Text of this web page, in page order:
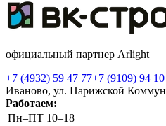
официальный партнер Arlight
+7 (4932) 59 47 77+7 (9109) 94
Иваново, ул. Парижской
Работаем:
Пн–ПТ 10–18